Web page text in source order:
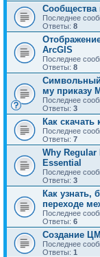
Сообщества
Последнее
Ответы: 8
ArcGIS
Последнее
Ответы: 8
му приказу
Последнее
Ответы: 3
Как
Последнее
Ответы: 7
Why
Essential
Последнее
Ответы: 3
Как узнать,
переходе
Последнее
Ответы: 6
Создание
Последнее
Ответы: 1